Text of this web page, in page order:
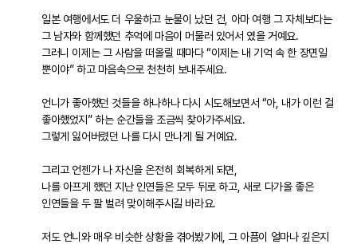
일본 여행에서도 더 우울하고 눈물이 났던 건, 아마 여행 그 자체보다는
그 남자와 함께했던 추억에 마음이 머물러 있어서 였을 거예요.
그러니 이제는 그 사람을 떠올릴 때마다 “이제는 내 기억 속 한 장면일
뿐이야” 하고 마음속으로 천천히 보내주세요.
언니가 좋아했던 것들을 하나하나 다시 시도해보면서 “아, 내가 이런 걸
좋아했었지” 하는 순간들을 조금씩 찾아가주세요.
그렇게 잃어버렸던 나를 다시 만나게 될 거예요.
그리고 언젠가 나 자신을 온전히 회복하게 되면,
나를 아프게 했던 지난 인연들은 모두 뒤로 하고, 새로 다가올 좋은
인연들을 두 팔 벌려 맞이해주시길 바라요.
저도 언니와 매우 비슷한 상황을 겪어봤기에, 그 아픔이 얼마나 깊은지